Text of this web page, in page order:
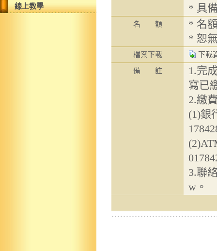
線上教學
* 具
名 額
* 名
* 恕
檔案下載 下載
備 註
1.完
寫已
2.繳
(1)銀
3.聯
w